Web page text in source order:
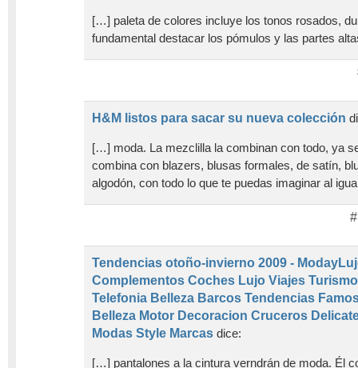
[…] paleta de colores incluye los tonos rosados,
fundamental destacar los pómulos y las partes
H&M listos para sacar su nueva colección
[…] moda. La mezclilla la combinan con todo, ya
combina con blazers, blusas formales, de satín,
algodón, con todo lo que te puedas imaginar al
Tendencias otoño-invierno 2009 -
Complementos Coches Lujo Viajes
Telefonia Belleza Barcos Tendencias
Belleza Motor Decoracion Cruceros
Modas Style Marcas dice:
[…] pantalones a la cintura verndrán de moda. Él